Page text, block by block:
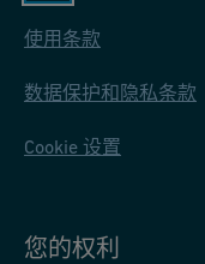
使用条款
数据保护和隐私条款
Cookie 设置
您的权利